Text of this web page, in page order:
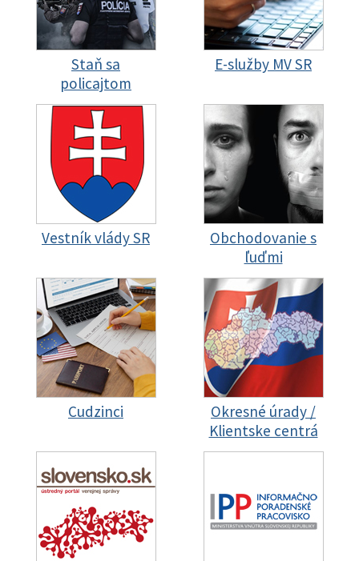
Staň sa
policajtom
E-služby MV SR
Vestník vlády SR
Obchodovanie s
ľuďmi
Cudzinci
Okresné úrady /
Klientske centrá